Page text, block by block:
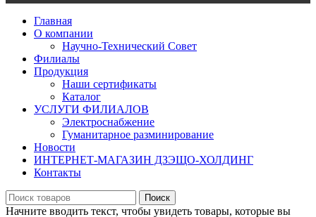
Главная
О компании
Научно-Технический Совет
Филиалы
Продукция
Наши сертификаты
Каталог
УСЛУГИ ФИЛИАЛОВ
Электроснабжение
Гуманитарное разминирование
Новости
ИНТЕРНЕТ-МАГАЗИН ДЗЭЩО-ХОЛДИНГ
Контакты
Поиск
Начните вводить текст, чтобы увидеть товары, которые вы